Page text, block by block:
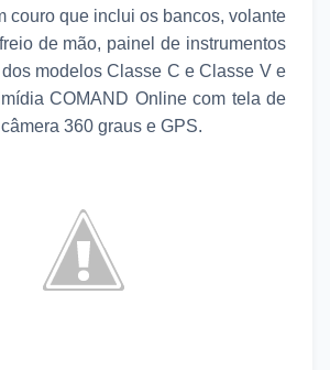
couro que inclui os bancos, volante
de mão, painel de instrumentos
modelos Classe C e Classe V e
COMAND Online com tela de
360 graus e GPS.